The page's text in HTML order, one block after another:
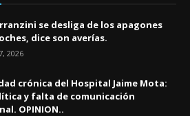
se desliga de los apagones
dice son averías.
2026
crónica del Hospital Jaime Mota:
y falta de comunicación
OPINION..